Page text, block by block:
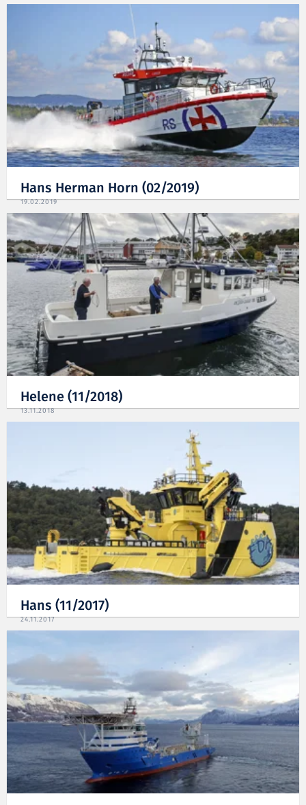
Hans Herman Horn (02/2019)
19.02.2019
Helene (11/2018)
13.11.2018
Hans (11/2017)
24.11.2017